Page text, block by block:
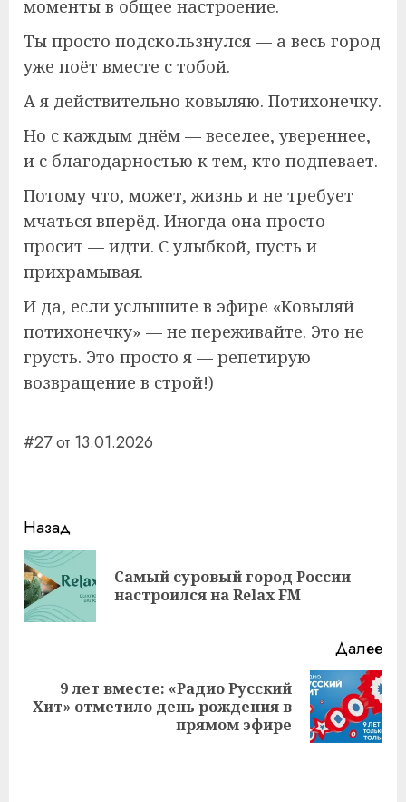
моменты в общее настроение.
Ты просто подскользнулся — а весь город
уже поёт вместе с тобой.
А я действительно ковыляю. Потихонечку.
Но с каждым днём — веселее, увереннее,
и с благодарностью к тем, кто подпевает.
Потому что, может, жизнь и не требует
мчаться вперёд. Иногда она просто
просит — идти. С улыбкой, пусть и
прихрамывая.
И да, если услышите в эфире «Ковыляй
потихонечку» — не переживайте. Это не
грусть. Это просто я — репетирую
возвращение в строй!)
#27 от 13.01.2026
Навигация
записи
Назад
Самый суровый город России
настроился на Relax FM
Далее
Следующая
9 лет вместе: «Радио Русский
Хит» отметило день рождения в
прямом эфире